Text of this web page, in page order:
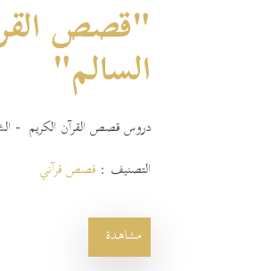
"قصص
السالم"
دروس قصص القرآن الكريم -
التصنيف : قصص قرآني
مشاهدة